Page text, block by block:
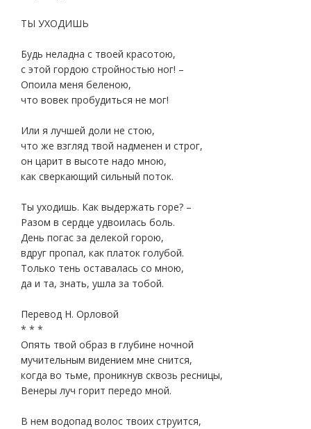
ТЫ УХОДИШЬ
Будь неладна с твоей красотою,
с этой гордою стройностью ног! –
Опоила меня беленою,
что вовек пробудиться не мог!
Или я лучшей доли не стою,
что же взгляд твой надменен и строг,
он царит в высоте надо мною,
как сверкающий сильный поток.
Ты уходишь. Как выдержать горе? –
Разом в сердце удвоилась боль.
День погас за делекой горою,
вдруг пропал, как платок голубой.
Только тень оставалась со мною,
да и та, знать, ушла за тобой.
Перевод Н. Орловой
* * *
Опять твой образ в глубине ночной
мучительным видением мне снится,
когда во тьме, проникнув сквозь ресницы,
Венеры луч горит передо мной.
В нем водопад волос твоих струится,